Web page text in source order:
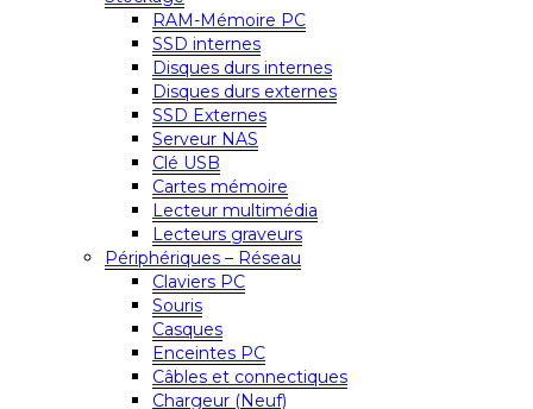
RAM-Mémoire PC
SSD internes
Disques durs internes
Disques durs externes
SSD Externes
Serveur NAS
Clé USB
Cartes mémoire
Lecteur multimédia
Lecteurs graveurs
Périphériques – Réseau
Claviers PC
Souris
Casques
Enceintes PC
Câbles et connectiques
Chargeur (Neuf)